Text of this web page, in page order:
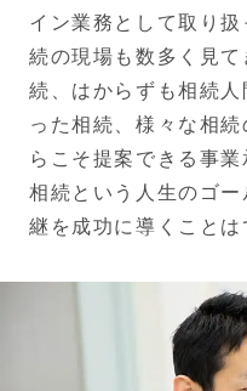
イン業務として取り
続の現場も数多く見
続、はからずも相続人
った相続、様々な相
らこそ提案できる事業
相続という人生のゴ
継を成功に導くことは